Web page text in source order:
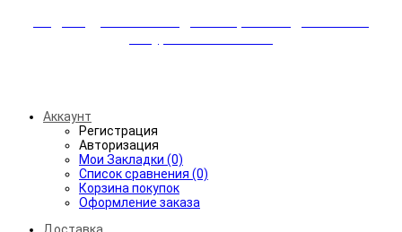
Аккаунт
Регистрация
Авторизация
Мои Закладки (0)
Список сравнения (0)
Корзина покупок
Оформление заказа